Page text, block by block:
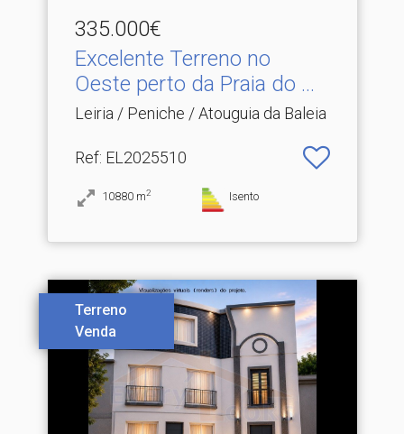
335.000€
Excelente Terreno no
Oeste perto da Praia do .​..
Leiria / Peniche / Atouguia da Baleia
Ref: EL2025510
10880 m2 Isento
Terreno
Venda